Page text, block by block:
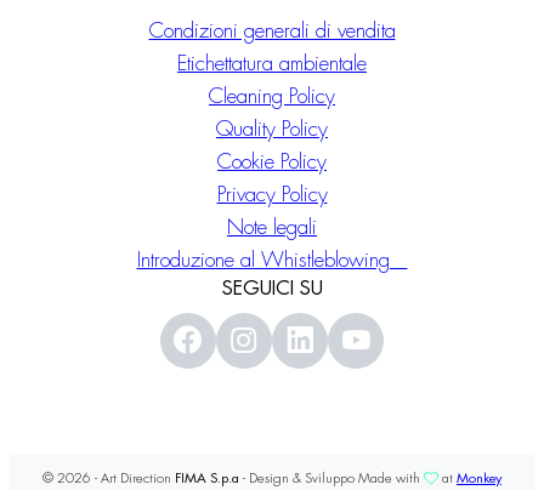
Condizioni generali di vendita
Etichettatura ambientale
Cleaning Policy
Quality Policy
Cookie Policy
Privacy Policy
Note legali
Introduzione al Whistleblowing
SEGUICI SU
© 2026 - Art Direction FIMA S.p.a - Design & Sviluppo Made with at Monkey